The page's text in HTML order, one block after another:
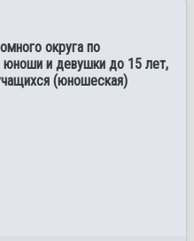
округа по
юноши и девушки до 15 лет,
(юношеская)